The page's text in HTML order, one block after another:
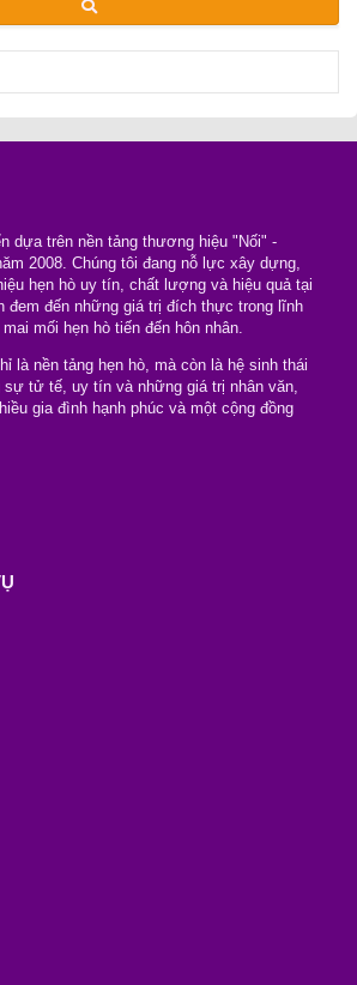
dựa trên nền tảng thương hiệu "Nối" -
2008. Chúng tôi đang nỗ lực xây dựng,
hẹn hò uy tín, chất lượng và hiệu quả tại
đem đến những giá trị đích thực trong lĩnh
mối hẹn hò tiến đến hôn nhân.
là nền tảng hẹn hò, mà còn là hệ sinh thái
tử tế, uy tín và những giá trị nhân văn,
gia đình hạnh phúc và một cộng đồng